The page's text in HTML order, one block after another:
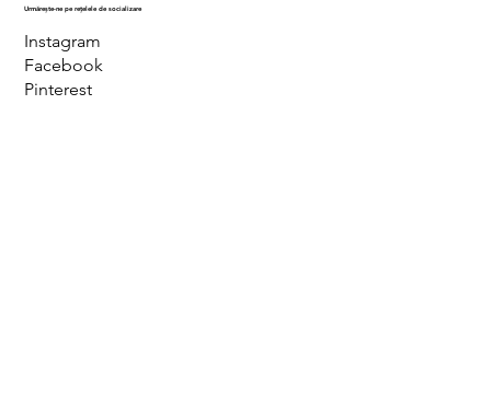
Urmărește-ne pe rețelele de socializare
Instagram
Facebook
Pinterest